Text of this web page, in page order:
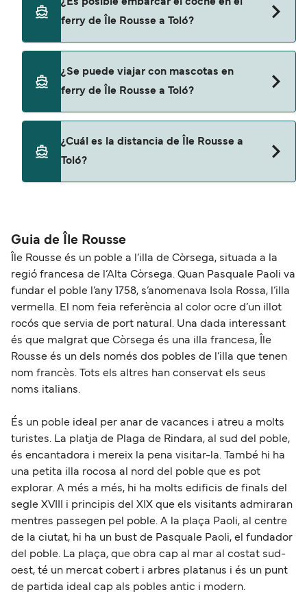
navieras.
Rousse a Toló con:
¿Es posible embarcar el coche en el
ferry de Île Rousse a Toló?
Toló con
¿Se puede viajar con mascotas en
ferry de Île Rousse a Toló?
Sí, podrás viajar con mascotas a bordo en tu
ferry. Puede que necesites el pasaporte de tus
puedes viajar con mascotas con:
¿Cuál es la distancia de Île Rousse a
Toló?
Guia de Île Rousse
Île Rousse és un poble a l’illa de Còrsega, situada a la
regió francesa de l’Alta Còrsega. Quan Pasquale Paoli va
fundar el poble l’any 1758, s’anomenava Isola Rossa, l’illa
vermella. El nom feia referència al color ocre d’un illot
rocós que servia de port natural. Una dada interessant
és que malgrat que Còrsega és una illa francesa, Île
Rousse és un dels només dos pobles de l’illa que tenen
nom francès. Tots els altres han conservat els seus
noms italians.
És un poble ideal per anar de vacances i atreu a molts
turistes. La platja de Plaga de Rindara, al sud del poble,
és encantadora i mereix la pena visitar-la. També hi ha
una petita illa rocosa al nord del poble que es pot
explorar. A més a més, hi ha molts edificis de finals del
segle XVIII i principis del XIX que els visitants admiraran
mentres passegen pel poble. A la plaça Paoli, al centre
de la ciutat, hi ha un bust de Pasquale Paoli, el fundador
del poble. La plaça, que obra cap al mar al costat sud-
oest, té un mercat cobert i arbres platanus i és un punt
de partida ideal cap als pobles antic i modern.